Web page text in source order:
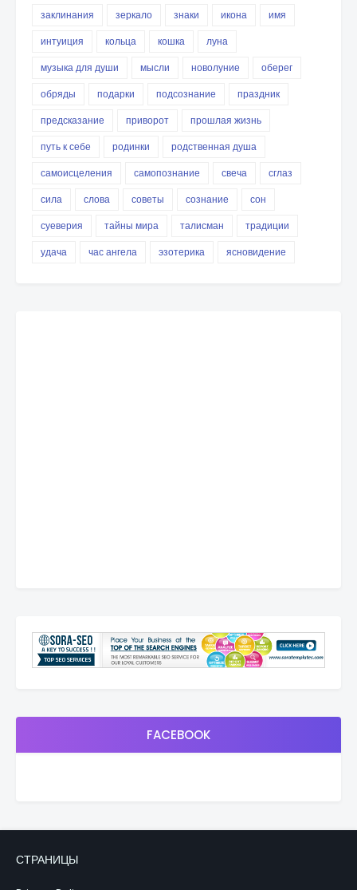
заклинания
зеркало знаки икона
имя
интуиция
кольца кошка
луна
музыка для души
мысли новолуние
оберег
обряды
подарки подсознание
праздник
предсказание
приворот
прошлая жизнь
путь к себе
родинки
родственная душа
самоисцеления
самопознание свеча
сглаз
сила
слова советы сознание
сон
суеверия
тайны мира талисман
традиции
удача
час ангела эзотерика ясновидение
FACEBOOK
СТРАНИЦЫ